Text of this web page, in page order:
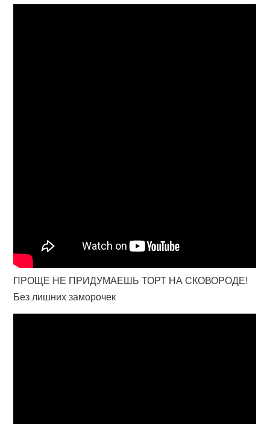
ПРОЩЕ НЕ ПРИДУМАЕШЬ ТОРТ НА СКОВОРОДЕ!
Без лишних заморочек